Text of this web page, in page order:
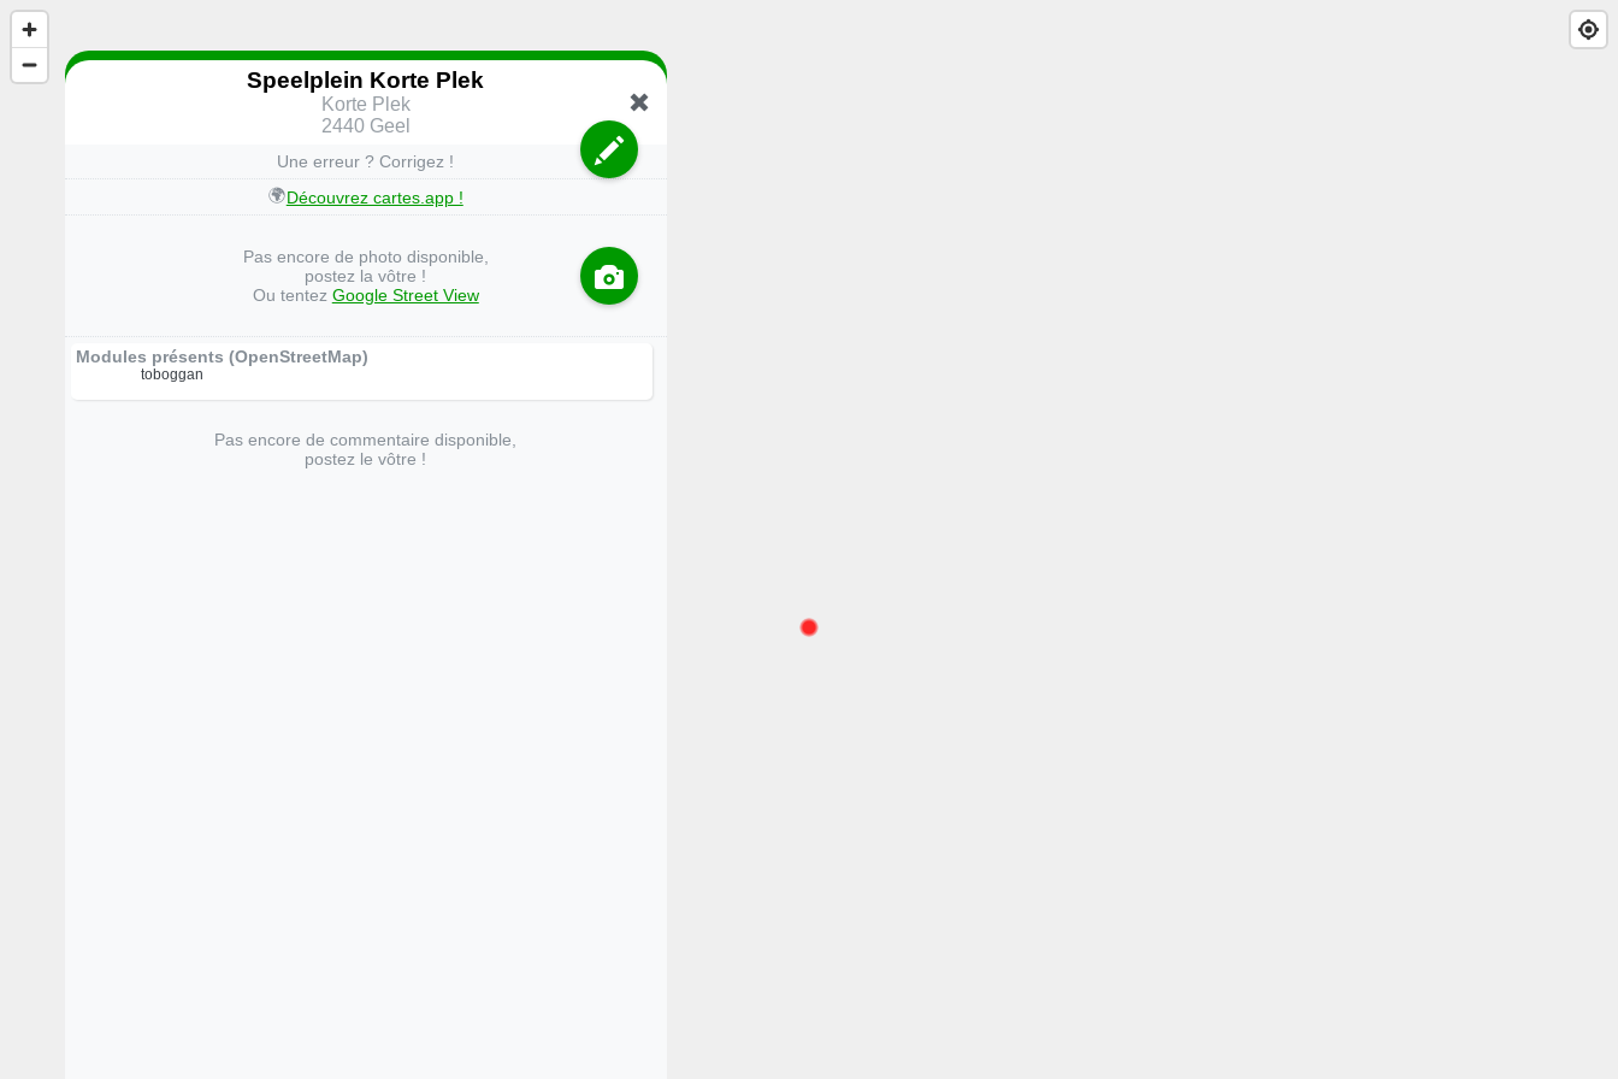
Speelplein Korte Plek
Korte Plek
2440 Geel
Une erreur ? Corrigez !
🌍Découvrez cartes.app !
Pas encore de photo disponible,
postez la vôtre !
Ou tentez Google Street View
Modules présents (OpenStreetMap)
toboggan
Pas encore de commentaire disponible,
postez le vôtre !